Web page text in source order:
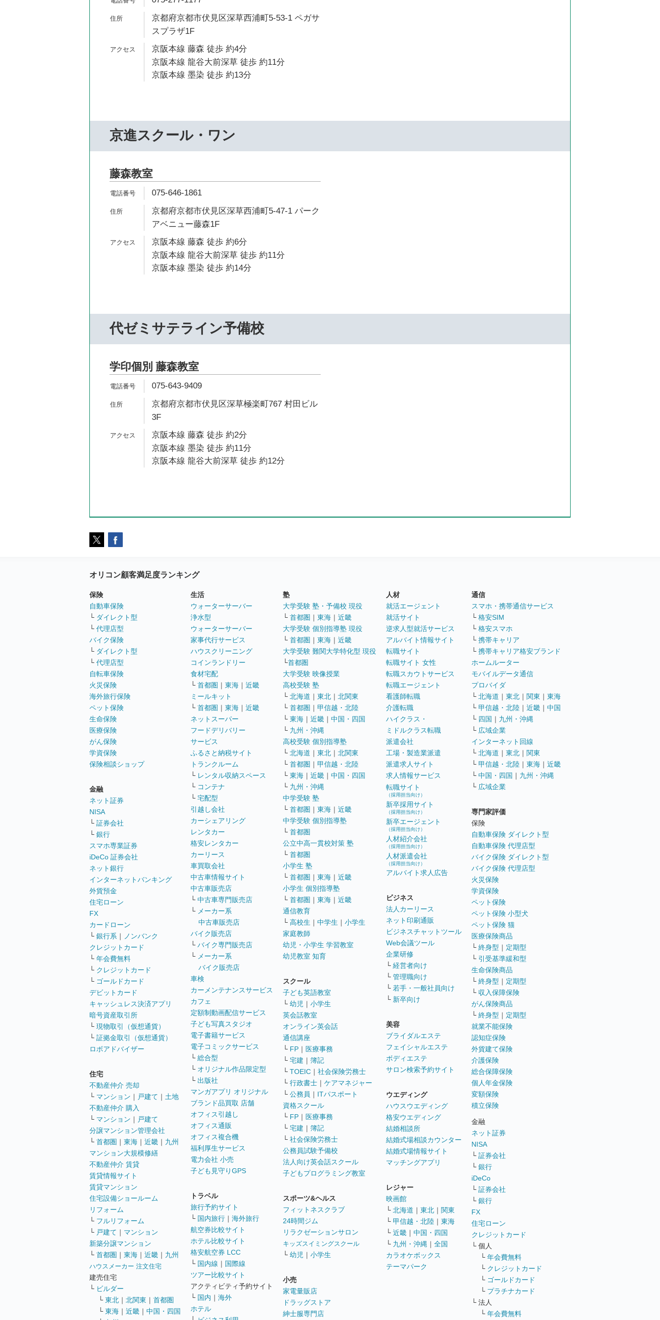
京都府京都市伏見区深草西浦町5-53-1 ペガサ
スプラザ1F
京阪本線 藤森 徒歩 約4分
京阪本線 龍谷大前深草 徒歩 約11分
京阪本線 墨染 徒歩 約13分
京進スクール・ワン
藤森教室
075-646-1861
京都府京都市伏見区深草西浦町5-47-1 パーク
アベニュー藤森1F
京阪本線 藤森 徒歩 約6分
京阪本線 龍谷大前深草 徒歩 約11分
京阪本線 墨染 徒歩 約14分
代ゼミサテライン予備校
学印個別 藤森教室
075-643-9409
京都府京都市伏見区深草極楽町767 村田ビル
3F
京阪本線 藤森 徒歩 約2分
京阪本線 墨染 徒歩 約11分
京阪本線 龍谷大前深草 徒歩 約12分
オリコン顧客満足度ランキング
保険
自動車保険
└ ダイレクト型
└ 代理店型
バイク保険
└ ダイレクト型
└ 代理店型
自転車保険
火災保険
海外旅行保険
ペット保険
生命保険
医療保険
がん保険
学資保険
保険相談ショップ
金融
ネット証券
NISA
└ 証券会社
└ 銀行
スマホ専業証券
iDeCo 証券会社
ネット銀行
インターネットバンキング
外貨預金
住宅ローン
FX
カードローン
└ 銀行系 ｜
ノンバンク
クレジットカード
└ 年会費無料
└ クレジットカード
└ ゴールドカード
デビットカード
キャッシュレス決済アプリ
暗号資産取引所
└ 現物取引（仮想通貨）
└ 証拠金取引（仮想通貨）
ロボアドバイザー
住宅
不動産仲介 売却
└ マンション ｜ 戸建て ｜ 土地
不動産仲介 購入
└ マンション ｜ 戸建て
分譲マンション管理会社
└ 首都圏 ｜ 東海 ｜ 近畿 ｜ 九州
マンション大規模修繕
不動産仲介 賃貸
賃貸情報サイト
賃貸マンション
住宅設備ショールーム
リフォーム
└ フルリフォーム
└ 戸建て ｜ マンション
新築分譲マンション
└ 首都圏 ｜ 東海 ｜ 近畿 ｜ 九州
ハウスメーカー 注文住宅
建売住宅
└ ビルダー
└ 東北 ｜ 北関東 ｜ 首都圏
└ 東海 ｜ 近畿 ｜ 中国・四国
生活
ウォーターサーバー
浄水型
ウォーターサーバー
家事代行サービス
ハウスクリーニング
コインランドリー
食材宅配
└ 首都圏 ｜ 東海 ｜ 近畿
ミールキット
└ 首都圏 ｜ 東海 ｜ 近畿
ネットスーパー
フードデリバリー
サービス
ふるさと納税サイト
トランクルーム
└ レンタル収納スペース
└ コンテナ
└ 宅配型
引越し会社
カーシェアリング
レンタカー
格安レンタカー
カーリース
車買取会社
中古車情報サイト
中古車販売店
└ 中古車専門販売店
└ メーカー系
中古車販売店
バイク販売店
└ バイク専門販売店
└ メーカー系
バイク販売店
車検
カーメンテナンスサービス
カフェ
定額制動画配信サービス
子ども写真スタジオ
電子書籍サービス
電子コミックサービス
└ 総合型
└ オリジナル作品限定型
└ 出版社
マンガアプリ オリジナル
ブランド品買取 店舗
オフィス引越し
オフィス通販
オフィス複合機
福利厚生サービス
電力会社 小売
子ども見守りGPS
トラベル
旅行予約サイト
└ 国内旅行 ｜ 海外旅行
航空券比較サイト
ホテル比較サイト
格安航空券 LCC
└ 国内線 ｜ 国際線
ツアー比較サイト
アクティビティ予約サイト
└ 国内 ｜ 海外
ホテル
塾
大学受験 塾・予備校 現役
└ 首都圏 ｜ 東海 ｜ 近畿
大学受験 個別指導塾 現役
└ 首都圏 ｜ 東海 ｜ 近畿
大学受験 難関大学特化型 現役
└首都圏
大学受験 映像授業
高校受験 塾
└ 北海道 ｜ 東北 ｜ 北関東
└ 首都圏 ｜ 甲信越・北陸
└ 東海 ｜ 近畿 ｜ 中国・四国
└ 九州・沖縄
高校受験 個別指導塾
└ 北海道 ｜ 東北 ｜ 北関東
└ 首都圏 ｜ 甲信越・北陸
└ 東海 ｜ 近畿 ｜ 中国・四国
└ 九州・沖縄
中学受験 塾
└ 首都圏 ｜ 東海 ｜ 近畿
中学受験 個別指導塾
└ 首都圏
公立中高一貫校対策 塾
└ 首都圏
小学生 塾
└ 首都圏 ｜ 東海 ｜ 近畿
小学生 個別指導塾
└ 首都圏 ｜ 東海 ｜ 近畿
通信教育
└ 高校生 ｜ 中学生 ｜ 小学生
家庭教師
幼児・小学生 学習教室
幼児教室 知育
スクール
子ども英語教室
└ 幼児 ｜ 小学生
英会話教室
オンライン英会話
通信講座
└ FP ｜ 医療事務
└ 宅建 ｜ 簿記
└ TOEIC ｜ 社会保険労務士
└ 行政書士 ｜ ケアマネジャー
└ 公務員 ｜ ITパスポート
資格スクール
└ FP ｜ 医療事務
└ 宅建 ｜ 簿記
└ 社会保険労務士
公務員試験予備校
法人向け英会話スクール
子どもプログラミング教室
スポーツ&ヘルス
フィットネスクラブ
24時間ジム
リラクゼーションサロン
キッズスイミングスクール
└ 幼児 ｜ 小学生
小売
家電量販店
ドラッグストア
紳士服専門店
人材
就活エージェント
就活サイト
逆求人型就活サービス
アルバイト情報サイト
転職サイト
転職サイト 女性
転職スカウトサービス
転職エージェント
看護師転職
介護転職
ハイクラス・
ミドルクラス転職
派遣会社
工場・製造業派遣
派遣求人サイト
求人情報サービス
転職サイト
（採用担当向け）
新卒採用サイト
（採用担当向け）
新卒エージェント
（採用担当向け）
人材紹介会社
（採用担当向け）
人材派遣会社
（採用担当向け）
アルバイト求人広告
ビジネス
法人カーリース
ネット印刷通販
ビジネスチャットツール
Web会議ツール
企業研修
└ 経営者向け
└ 管理職向け
└ 若手・一般社員向け
└ 新卒向け
美容
ブライダルエステ
フェイシャルエステ
ボディエステ
サロン検索予約サイト
ウエディング
ハウスウエディング
格安ウエディング
結婚相談所
結婚式場相談カウンター
結婚式場情報サイト
マッチングアプリ
レジャー
映画館
└ 北海道 ｜ 東北 ｜ 関東
└ 甲信越・北陸 ｜ 東海
└ 近畿 ｜ 中国・四国
└ 九州・沖縄 ｜ 全国
カラオケボックス
テーマパーク
通信
スマホ・携帯通信サービス
└ 格安SIM
└ 格安スマホ
└ 携帯キャリア
└ 携帯キャリア格安ブランド
ホームルーター
モバイルデータ通信
プロバイダ
└ 北海道 ｜ 東北 ｜ 関東 ｜ 東海
└ 甲信越・北陸 ｜ 近畿 ｜ 中国
└ 四国 ｜ 九州・沖縄
└ 広域企業
インターネット回線
└ 北海道 ｜ 東北 ｜ 関東
└ 甲信越・北陸 ｜ 東海 ｜ 近畿
└ 中国・四国 ｜ 九州・沖縄
└ 広域企業
専門家評価
保険
自動車保険 ダイレクト型
自動車保険 代理店型
バイク保険 ダイレクト型
バイク保険 代理店型
火災保険
学資保険
ペット保険
ペット保険 小型犬
ペット保険 猫
医療保険商品
└ 終身型 ｜ 定期型
└ 引受基準緩和型
生命保険商品
└ 終身型 ｜ 定期型
└ 収入保障保険
がん保険商品
└ 終身型 ｜ 定期型
就業不能保険
認知症保険
外貨建て保険
介護保険
総合保障保険
個人年金保険
変額保険
積立保険
金融
ネット証券
NISA
└ 証券会社
└ 銀行
iDeCo
└ 証券会社
└ 銀行
FX
住宅ローン
クレジットカード
└ 個人
└ 年会費無料
└ クレジットカード
└ ゴールドカード
└ プラチナカード
└ 法人
└ 年会費無料